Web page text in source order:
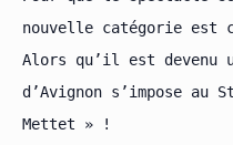
nouvelle catégorie est
Alors qu’il est devenu
d’Avignon s’impose
Mettet » !